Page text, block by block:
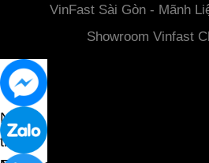
VinFast Sài Gòn - Mãnh
Showroom Vinfast
Nhắn
tin